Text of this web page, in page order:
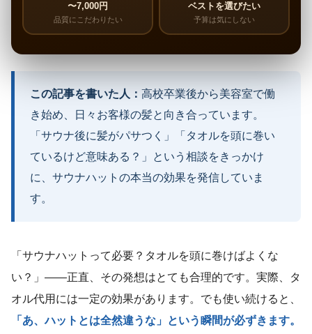
〜7,000円
品質にこだわりたい
ベストを選びたい
予算は気にしない
この記事を書いた人： 高校卒業後から美容室で働
き始め、日々お客様の髪と向き合っています。
「サウナ後に髪がパサつく」「タオルを頭に巻い
ているけど意味ある？」という相談をきっかけ
に、サウナハットの本当の効果を発信していま
す。
「サウナハットって必要？タオルを頭に巻けばよくな
い？」——正直、その発想はとても合理的です。実際、タ
オル代用には一定の効果があります。でも使い続けると、
「あ、ハットとは全然違うな」という瞬間が必ずきます。